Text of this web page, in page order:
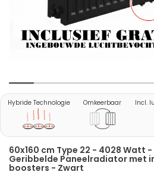
Hybride Technologie Omkeerbaar Incl.
60x160 cm Type 22 - 4028 Watt -
Geribbelde Paneelradiator met
boosters - Zwart